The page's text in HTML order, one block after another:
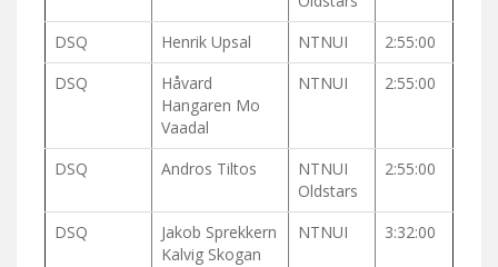
DSQ Henrik Upsal NTNUI
2:55:00
DSQ
Håvard
Hangaren Mo
Vaadal
NTNUI 2:55:00
DSQ Andros Tiltos
NTNUI
Oldstars
2:55:00
DSQ
Jakob Sprekkern
Kalvig Skogan
NTNUI 3:32:00